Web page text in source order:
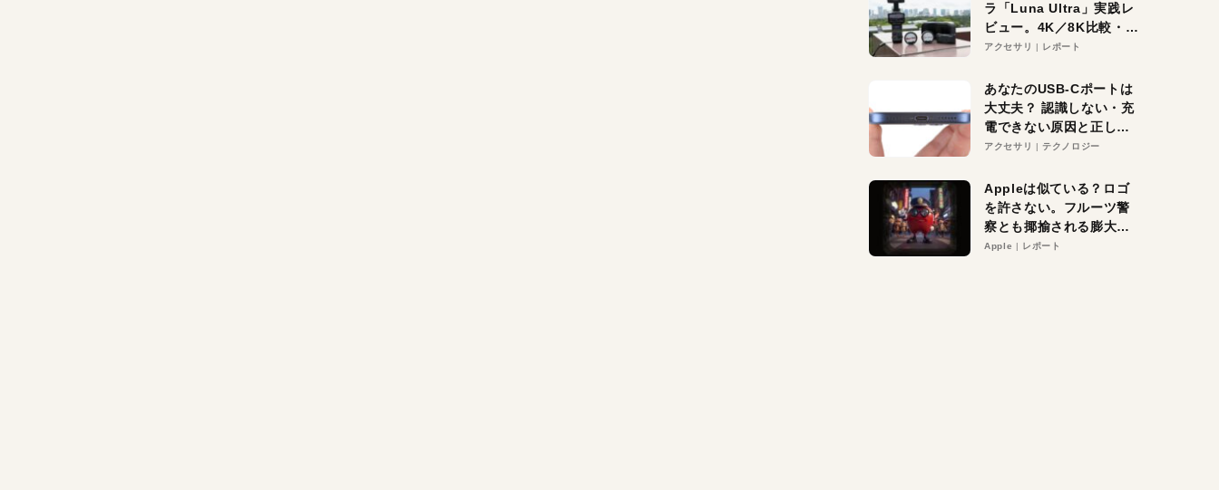
ラ「Luna Ultra」実践レ
ビュー。4K／8K比較・ズ
ーム・夜間撮影をチェッ
アクセサリ レポート
あなたのUSB-Cポートは
大丈夫？ 認識しない・充
電できない原因と正しい
対策
アクセサリ テクノロジー
Appleは似ている？ロゴ
を許さない。フルーツ警
察とも揶揄される膨大な
異議申し立て。対象は非
Apple レポート